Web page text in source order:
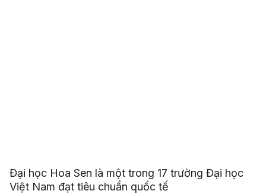
Đại học Hoa Sen là một trong 17 trường Đại học
Việt Nam đạt tiêu chuẩn quốc tế